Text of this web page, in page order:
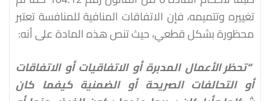
تغييره وتتميمه، فإن الاتفاقات المنافية للمنافسة تعتبر
محظورة بشكل قطعي، حيث تنص هذه المادة على أنه:
“تحظر الأعمال المدبرة أو الاتفاقيات أو الاتفاقات
أو التحالفات الصريحة أو الضمنية كيفما كان